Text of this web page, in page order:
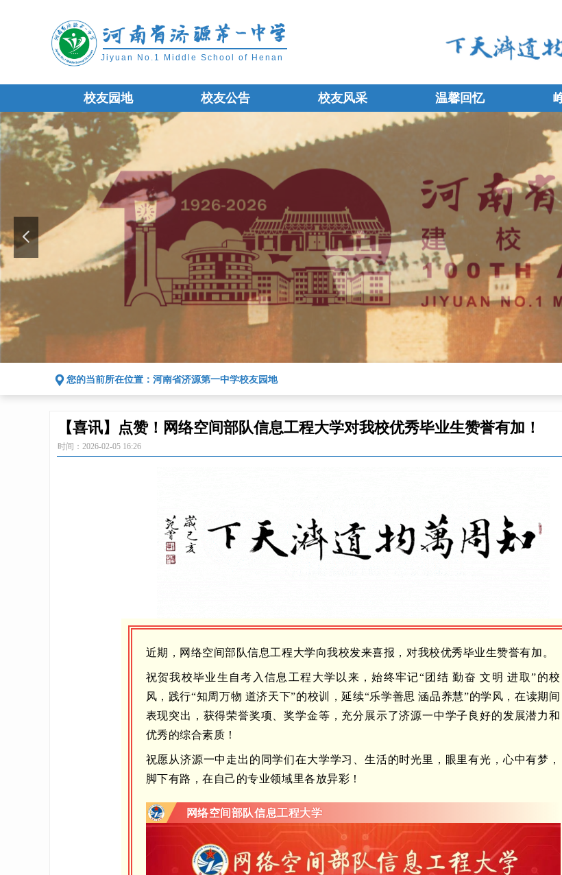
Jiyuan No.1 Middle School of Henan
校友园地
校友园地
校友公告 校友风采
校友风采
温馨回忆
넳
끇 您的当前所在位置： 河南省济源第一中学校友园地
近期，网络空间部队信息工程大学向我校发来喜报，对我校优秀毕业生赞誉有加。
祝贺我校毕业生自考入信息工程大学以来，始终牢记“团结 勤奋 文明 进取”的校
风，践行“知周万物 道济天下”的校训，延续“乐学善思 涵品养慧”的学风，在读期间
表现突出，获得荣誉奖项、奖学金等，充分展示了济源一中学子良好的发展潜力和
优秀的综合素质！
祝愿从济源一中走出的同学们在大学学习、生活的时光里，眼里有光，心中有梦，
脚下有路，在自己的专业领域里各放异彩！
网络空间部队信息工程大学
时间： 2026-02-05 16:26
【喜讯】点赞！网络空间部队信息工程大学对我校优秀毕业生赞誉有加！